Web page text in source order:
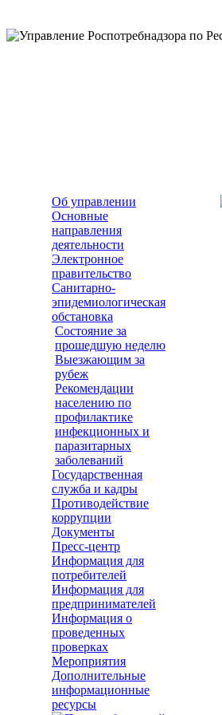
Об управлении
Основные
направления
деятельности
Электронное
правительство
Санитарно-
эпидемиологическая
обстановка
Состояние за
прошедшую неделю
Выезжающим за
рубеж
Рекомендации
населению по
профилактике
инфекционных и
паразитарных
заболеваний
Государственная
служба и кадры
Противодействие
коррупции
Документы
Пресс-центр
Информация для
потребителей
Информация для
предпринимателей
Информация о
проведенных
проверках
Мероприятия
Дополнительные
информационные
ресурсы